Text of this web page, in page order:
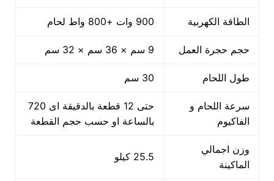
الطاقة الكهربية 900 وات +800 واط لحام
حجم حجرة العمل 9 سم × 36 سم × 32 سم
طول اللحام 30 سم
سرعة اللحام و
الفاكيوم
حتى 12 قطعة بالدقيقة اى 720
بالساعة او حسب حجم القطعة
وزن اجمالي
الماكينة
25.5 كيلو